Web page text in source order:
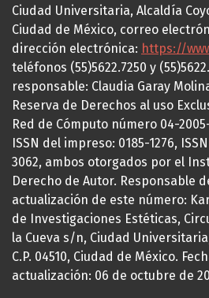
Ciudad Universitaria, Alcaldía
Ciudad de México, correo
dirección electrónica: https://
teléfonos (55)5622.7250 y
responsable: Claudia Garay
Reserva de Derechos al uso
Red de Cómputo número 04-
ISSN del impreso: 0185-1276,
3062, ambos otorgados por el
Derecho de Autor. Responsable
actualización de este número:
de Investigaciones Estéticas,
la Cueva s/n, Ciudad
C.P. 04510, Ciudad de México.
actualización: 06 de octubre de